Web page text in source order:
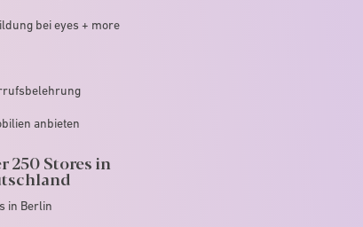
bei eyes + more
anbieten
250 Stores in
in Berlin